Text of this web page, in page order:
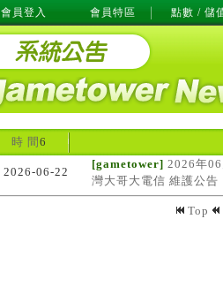
會員登入 會員特區 點數 / 儲
時 間 6
2026-06-22
[gametower] 2026年
灣大哥大電信 維護公告
Top